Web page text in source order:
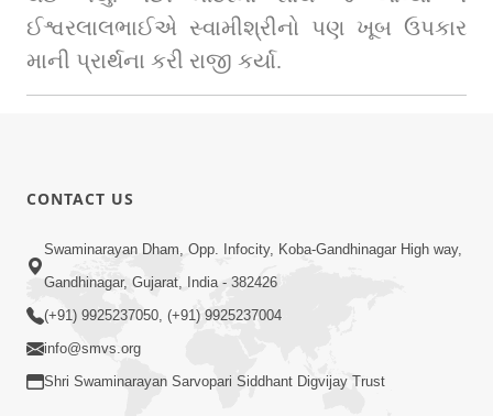
ઈશ્વરલાલભાઈએ સ્વામીશ્રીનો પણ ખૂબ ઉપકાર
માની પ્રાર્થના કરી રાજી કર્યા.
CONTACT US
Swaminarayan Dham, Opp. Infocity, Koba-Gandhinagar High way,
Gandhinagar, Gujarat, India - 382426
(+91) 9925237050, (+91) 9925237004
info@smvs.org
Shri Swaminarayan Sarvopari Siddhant Digvijay Trust